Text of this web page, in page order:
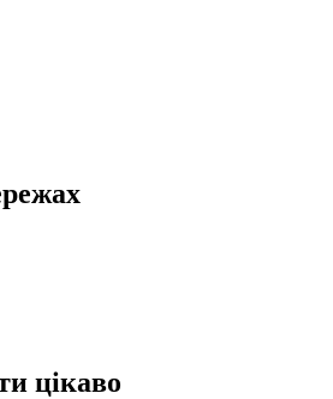
цікаво